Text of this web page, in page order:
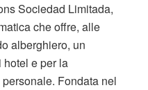
Sociedad Limitada,
che offre, alle
alberghiero, un
e per la
Fondata nel